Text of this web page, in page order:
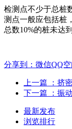
检测点不少于总桩
测点一般应包括桩
总数10%的桩未达
分享到： 微信QQ空
上一篇
：挤
下一篇
：振
最新发布
浏览排行